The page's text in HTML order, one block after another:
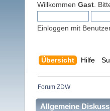
Willkommen Gast .
Einloggen mit
Übersicht Hilfe
Forum ZDW
Allgemeine